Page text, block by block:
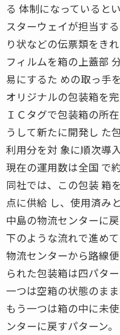
る 体制になっているとい
スターウェイが担当す
り状などの伝票類をき
フィルムを箱の上蓋部
易にするた めの取っ手を
オリジナルの包装箱を完
ＩＣタグで包装箱の所
うして新たに開発し た
利用分を対 象に順次導
現在の運用数は全国 で
同社では、この包装 箱
点に供給 し、使用済み
中島の物流センターに
下のような流れで進めて
物流センターから路線
られた包装箱は四パタ
一つは空箱の状態のまま
もう一つは箱の中に未
ンターに戻すパターン。